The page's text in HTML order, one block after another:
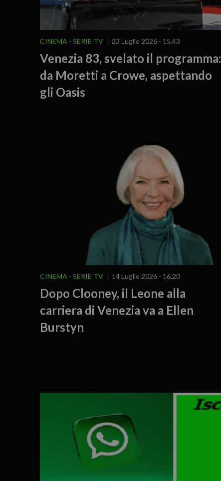
CINEMA - SERIE TV 23 Luglio 2026 - 15.43
Venezia 83, svelato il programma:
da Moretti a Crowe, aspettando
gli Oasis
CINEMA - SERIE TV 14 Luglio 2026 - 16.20
Dopo Clooney, il Leone alla
carriera di Venezia va a Ellen
Burstyn